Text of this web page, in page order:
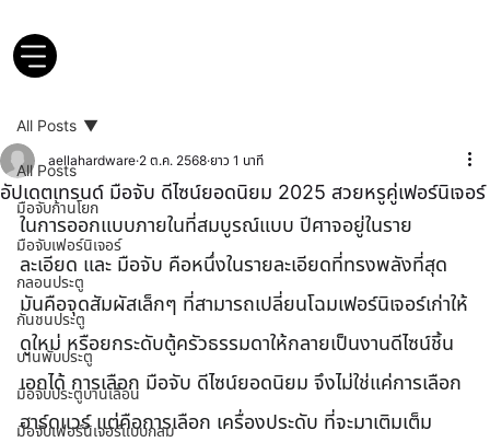
All Posts
มือจับก้านโยก
มือจับเฟอร์นิเจอร์
กลอนประตู
กันชนประตู
บานพับประตู
มือจับประตูบานเลื่อน
มือจับเฟอร์นิเจอร์แบบกลม
All Posts
อัปเดตเทรนด์ มือจับ ดีไซน์ยอดนิยม 2025 สวยหรูคู่เฟอร์นิเจอร์
aellahardware 2 ต.ค. 2568 ยาว 1 นาที
ในการออกแบบภายในที่สมบูรณ์แบบ ปีศาจอยู่ในราย
ละเอียด และ มือจับ คือหนึ่งในรายละเอียดที่ทรงพลังที่สุด
มันคือจุดสัมผัสเล็กๆ ที่สามารถเปลี่ยนโฉมเฟอร์นิเจอร์เก่าให้
ดูใหม่ หรือยกระดับตู้ครัวธรรมดาให้กลายเป็นงานดีไซน์ชิ้น
เอกได้ การเลือก มือจับ ดีไซน์ยอดนิยม จึงไม่ใช่แค่การเลือก
ฮาร์ดแวร์ แต่คือการเลือก เครื่องประดับ ที่จะมาเติมเต็ม